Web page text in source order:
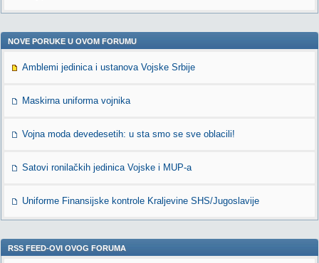
NOVE PORUKE U OVOM FORUMU
Amblemi jedinica i ustanova Vojske Srbije
Maskirna uniforma vojnika
Vojna moda devedesetih: u sta smo se sve oblacili!
Satovi ronilačkih jedinica Vojske i MUP-a
Uniforme Finansijske kontrole Kraljevine SHS/Jugoslavije
RSS FEED-OVI OVOG FORUMA